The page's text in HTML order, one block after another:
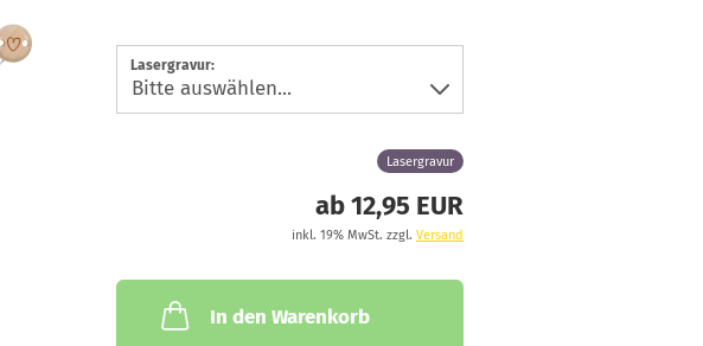
Lasergravur:
Lasergravur
ab 12,95 EUR
inkl. 19% MwSt. zzgl. Versand
In den Warenkorb